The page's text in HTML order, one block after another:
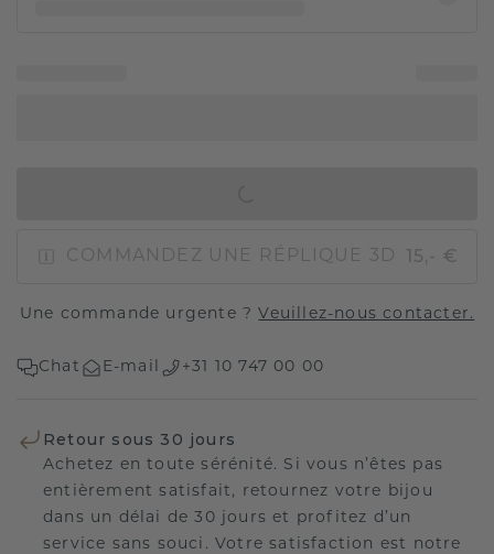
COMMANDEZ UNE RÉPLIQUE 3D 15,- €
Une commande urgente ?Veuillez-nous contacter.
Chat E-mail +31 10 747 00 00
Retour sous 30 jours
Achetez en toute sérénité. Si vous n’êtes pas
entièrement satisfait, retournez votre bijou
dans un délai de 30 jours et profitez d’un
service sans souci. Votre satisfaction est notre